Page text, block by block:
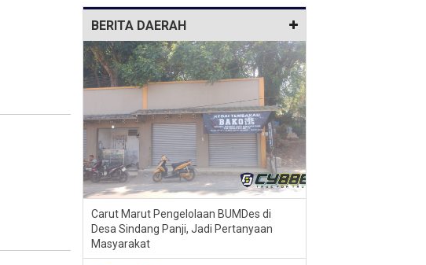
BERITA DAERAH
Carut Marut Pengelolaan BUMDes di
Desa Sindang Panji, Jadi Pertanyaan
Masyarakat